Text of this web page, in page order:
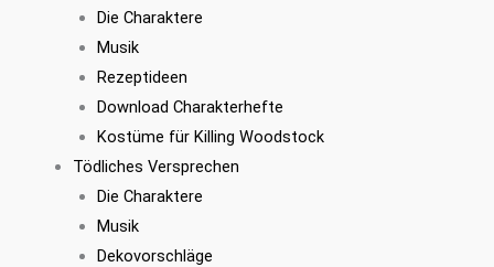
Die Charaktere
Musik
Rezeptideen
Download Charakterhefte
Kostüme für Killing Woodstock
Tödliches Versprechen
Die Charaktere
Musik
Dekovorschläge